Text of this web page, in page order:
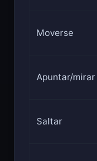
Moverse
Apuntar/mirar
Saltar